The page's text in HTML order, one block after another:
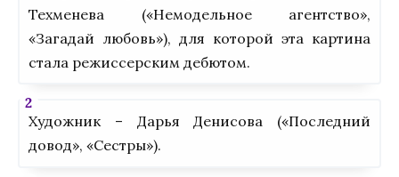
Техменева («Немодельное агентство»,
«Загадай любовь»), для которой эта картина
стала режиссерским дебютом.
Художник – Дарья Денисова («Последний
довод», «Сестры»).